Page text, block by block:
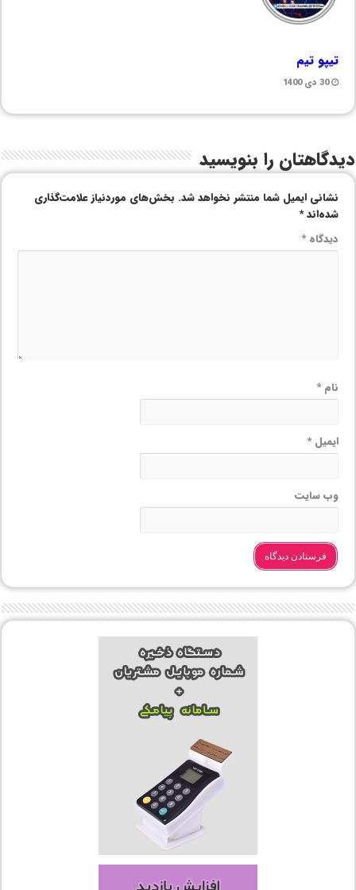
تیپو تیم
30 دی 1400
دیدگاهتان را بنویسید
نشانی ایمیل شما منتشر نخواهد شد. بخش‌های موردنیاز علامت‌گذاری
شده‌اند*
دیدگاه*
نام*
ایمیل*
وب‌ سایت